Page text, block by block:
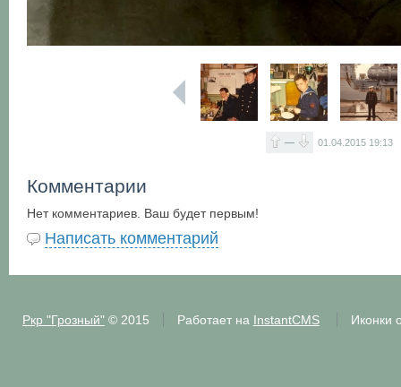
— 01.04.2015 19:13
Комментарии
Нет комментариев. Ваш будет первым!
Написать комментарий
Ркр "Грозный"© 2015 Работает на InstantCMS Иконки